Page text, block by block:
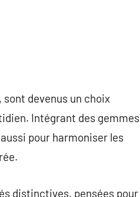
devenus un choix
Intégrant des gemmes
pour harmoniser les
distinctives, pensées pour